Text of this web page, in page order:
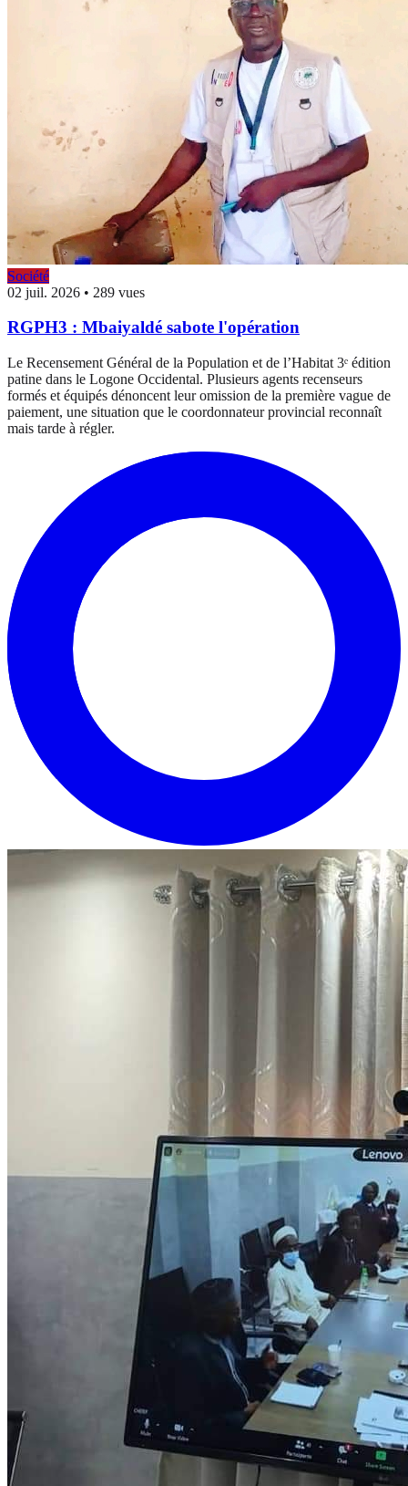
Société
02 juil. 2026 • 289 vues
RGPH3 : Mbaiyaldé sabote l'opération
Le Recensement Général de la Population et de l’Habitat 3ᵉ édition
patine dans le Logone Occidental. Plusieurs agents recenseurs
formés et équipés dénoncent leur omission de la première vague de
paiement, une situation que le coordonnateur provincial reconnaît
mais tarde à régler.